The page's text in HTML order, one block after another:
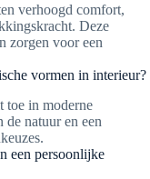
verhoogd comfort,
Deze
zorgen voor een
vormen in interieur?
toe in moderne
de natuur en een
een persoonlijke